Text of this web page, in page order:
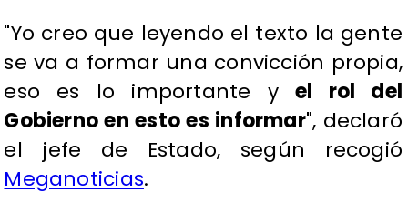
"Yo creo que leyendo el texto la gente
se va a formar una convicción propia,
eso es lo importante y el rol del
Gobierno en esto es informar", declaró
el jefe de Estado, según recogió
Meganoticias.